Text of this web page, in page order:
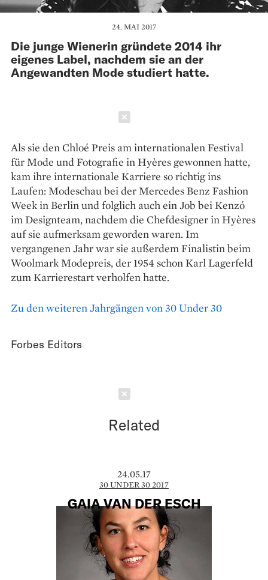
24. MAI 2017
Die junge Wienerin gründete 2014 ihr
eigenes Label, nachdem sie an der
Angewandten Mode studiert hatte.
Als sie den Chloé Preis am internationalen Festival
für Mode und Fotografie in Hyères gewonnen hatte,
kam ihre internationale Karriere so richtig ins
Laufen: Modeschau bei der Mercedes Benz Fashion
Week in Berlin und folglich auch ein Job bei Kenzó
im Designteam, nachdem die Chefdesigner in Hyères
auf sie aufmerksam geworden waren. Im
vergangenen Jahr war sie außerdem Finalistin beim
Woolmark Modepreis, der 1954 schon Karl Lagerfeld
zum Karrierestart verholfen hatte.
Zu den weiteren Jahrgängen von 30 Under 30
Forbes Editors
Related
24.05.17
30 UNDER 30 2017
GAIA VAN DER ESCH